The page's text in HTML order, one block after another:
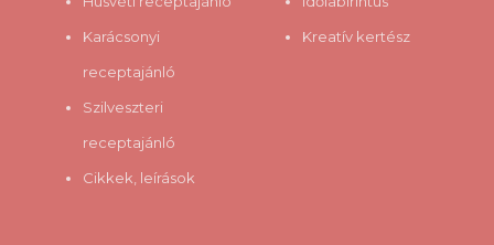
Karácsonyi
receptajánló
Szilveszteri
receptajánló
Cikkek, leírások
Kreatív kertész